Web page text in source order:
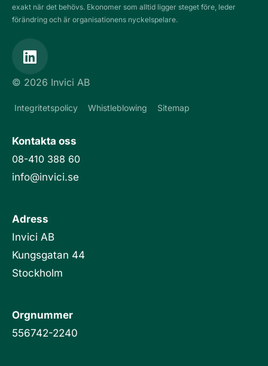
exakt när det behövs. Ekonomer som alltid ligger steget före, leder
förändring och är organisationens nyckelspelare.
L
i
n
k
e
i
n
© 2026 Invici AB
Integritetspolicy Whistleblowing Sitemap
Kontakta oss
08-410 388 60
info@invici.se
Adress
Invici AB
Kungsgatan 44
Stockholm
Orgnummer
556742-2240